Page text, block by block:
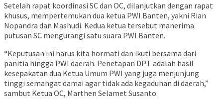
Setelah rapat koordinasi SC dan OC, dilanjutkan dengan rapat
khusus, mempertemukan dua ketua PWI Banten, yakni Rian
Nopandra dan Mashudi. Kedua ketua tersebut manerima
putusan SC mengurangi satu suara PWI Banten.
“Keputusan ini harus kita hormati dan ikuti bersama dari
panitia hingga PWI daerah. Penetapan DPT adalah hasil
kesepakatan dua Ketua Umum PWI yang juga menjunjung
tinggi semangat damai agar tidak ada kegaduhan di daerah,”
sambut Ketua OC, Marthen Selamet Susanto.